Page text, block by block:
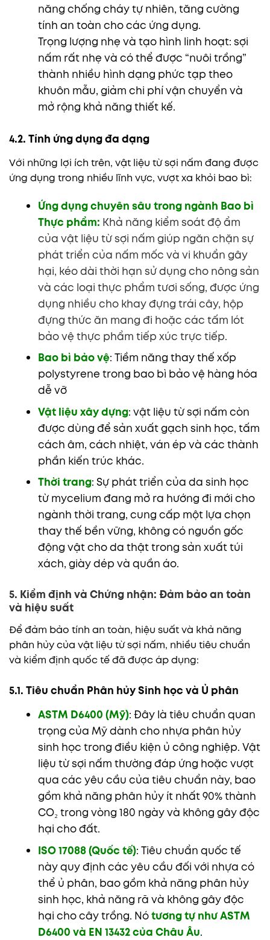
năng chống cháy tự nhiên, tăng cường
tính an toàn cho các ứng dụng.
Trọng lượng nhẹ và tạo hình linh hoạt: sợi
nấm rất nhẹ và có thể được “nuôi trồng”
thành nhiều hình dạng phức tạp theo
khuôn mẫu, giảm chi phí vận chuyển và
mở rộng khả năng thiết kế.
4.2. Tính ứng dụng đa dạng
Với những lợi ích trên, vật liệu từ sợi nấm đang được
ứng dụng trong nhiều lĩnh vực, vượt xa khỏi bao bì:
Ứng dụng chuyên sâu trong ngành Bao bì
Thực phẩm: Khả năng kiểm soát độ ẩm
của vật liệu từ sợi nấm giúp ngăn chặn sự
phát triển của nấm mốc và vi khuẩn gây
hại, kéo dài thời hạn sử dụng cho nông sản
và các loại thực phẩm tươi sống, được ứng
dụng nhiều cho khay đựng trái cây, hộp
đựng thức ăn mang đi hoặc các tấm lót
bảo vệ thực phẩm tiếp xúc trực tiếp.
Bao bì bảo vệ: Tiềm năng thay thế xốp
polystyrene trong bao bì bảo vệ hàng hóa
dễ vỡ
Vật liệu xây dựng: vật liệu từ sợi nấm còn
được dùng để sản xuất gạch sinh học, tấm
cách âm, cách nhiệt, ván ép và các thành
phần kiến trúc khác.
Thời trang: Sự phát triển của da sinh học
từ mycelium đang mở ra hướng đi mới cho
ngành thời trang, cung cấp một lựa chọn
thay thế bền vững, không có nguồn gốc
động vật cho da thật trong sản xuất túi
xách, giày dép và quần áo.
5. Kiểm định và Chứng nhận: Đảm bảo an toàn
và hiệu suất
Để đảm bảo tính an toàn, hiệu suất và khả năng
phân hủy của vật liệu từ sợi nấm, nhiều tiêu chuẩn
và kiểm định quốc tế đã được áp dụng:
5.1. Tiêu chuẩn Phân hủy Sinh học và Ủ phân
ASTM D6400 (Mỹ): Đây là tiêu chuẩn quan
trọng của Mỹ dành cho nhựa phân hủy
sinh học trong điều kiện ủ công nghiệp. Vật
liệu từ sợi nấm thường đáp ứng hoặc vượt
qua các yêu cầu của tiêu chuẩn này, bao
gồm khả năng phân hủy ít nhất 90% thành
CO₂ trong vòng 180 ngày và không gây độc
hại cho đất.
ISO 17088 (Quốc tế): Tiêu chuẩn quốc tế
này quy định các yêu cầu đối với nhựa có
thể ủ phân, bao gồm khả năng phân hủy
sinh học, khả năng rã và không gây độc
hại cho cây trồng. Nótương tự như ASTM
D6400 và EN 13432 của Châu Âu.